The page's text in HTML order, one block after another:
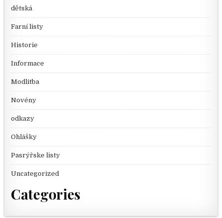
dětská
Farní listy
Historie
Informace
Modlitba
Novény
odkazy
Ohlášky
Pasrýřske listy
Uncategorized
Categories